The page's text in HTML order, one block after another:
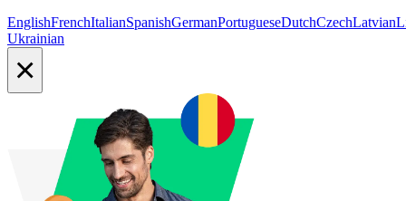
EnglishFrenchItalianSpanishGermanPortugueseDutchCzechLatvian
Ukrainian
×